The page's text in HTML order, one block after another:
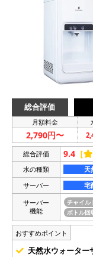
総合評価
月額料金
2,790円〜
総合評価 9.4 ［
水の種類 天
サーバー
宅
サーバー
機能
チャイル
ボトル回
おすすめポイント
天然水ウォーター